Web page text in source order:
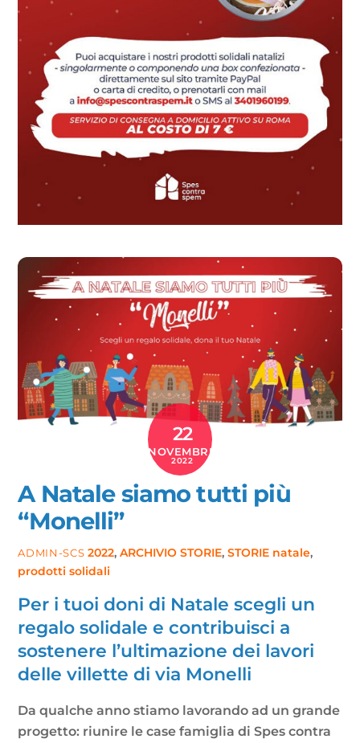
22
NOVEMBRE
2022
A Natale siamo tutti più
“Monelli”
ADMIN-SCS 2022,ARCHIVIO STORIE,STORIE natale,
prodotti solidali
Per i tuoi doni di Natale scegli un
regalo solidale e contribuisci a
sostenere l’ultimazione dei lavori
delle villette di via Monelli
Da qualche anno stiamo lavorando ad un grande
progetto: riunire le case famiglia di Spes contra